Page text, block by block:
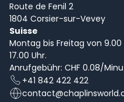
Route de Fenil 2
1804 Corsier-sur-Vevey
Suisse
Montag bis Freitag von 9.00
17.00 Uhr.
Anrufgebühr: CHF 0.08/
+41 842 422 422